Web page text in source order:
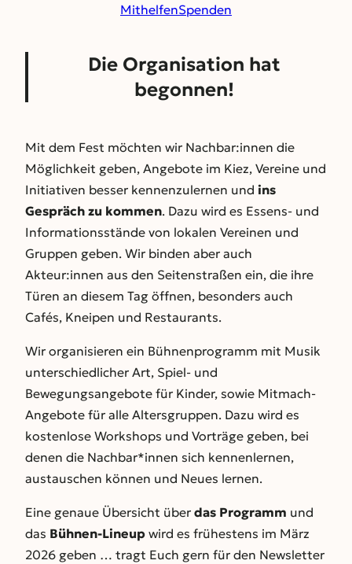
MithelfenSpenden
Die Organisation hat
begonnen!
Mit dem Fest möchten wir Nachbar:innen die
Möglichkeit geben, Angebote im Kiez, Vereine und
Initiativen besser kennenzulernen und ins
Gespräch zu kommen. Dazu wird es Essens- und
Informationsstände von lokalen Vereinen und
Gruppen geben. Wir binden aber auch
Akteur:innen aus den Seitenstraßen ein, die ihre
Türen an diesem Tag öffnen, besonders auch
Cafés, Kneipen und Restaurants.
Wir organisieren ein Bühnenprogramm mit Musik
unterschiedlicher Art, Spiel- und
Bewegungsangebote für Kinder, sowie Mitmach-
Angebote für alle Altersgruppen. Dazu wird es
kostenlose Workshops und Vorträge geben, bei
denen die Nachbar*innen sich kennenlernen,
austauschen können und Neues lernen.
Eine genaue Übersicht über das Programm und
das Bühnen-Lineup wird es frühestens im März
2026 geben … tragt Euch gern für den Newsletter